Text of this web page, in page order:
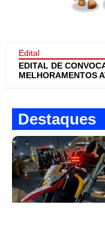
Edital
EDITAL DE
MELHORAMENTOS
Destaques